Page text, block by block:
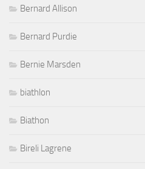
Bernard Allison
Bernard Purdie
Bernie Marsden
biathlon
Biathon
Bireli Lagrene